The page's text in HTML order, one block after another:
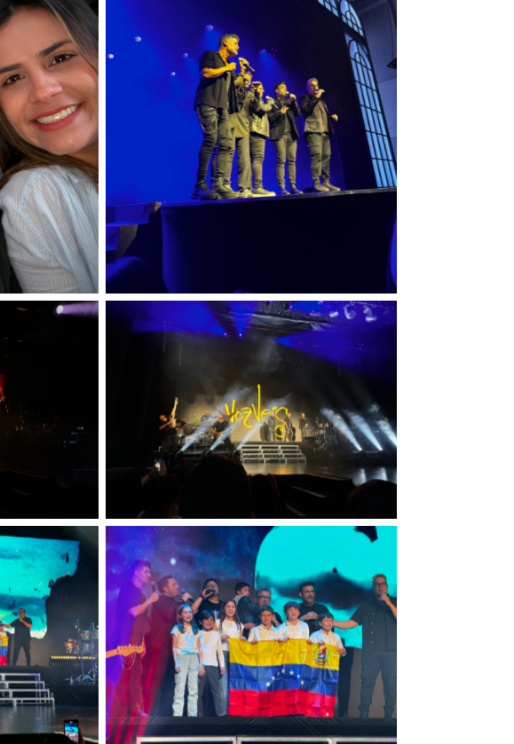
Sin leyenda
Sin leyenda
Sin leyenda